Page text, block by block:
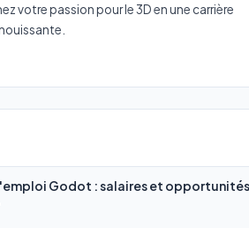
votre passion pour le 3D en une carrière
Godot : salaires et